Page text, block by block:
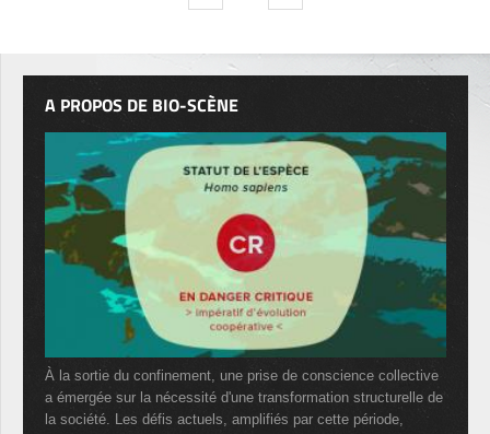
A PROPOS DE BIO-SCÈNE
À la sortie du confinement, une prise de conscience collective
a émergée sur la nécessité d'une transformation structurelle de
la société. Les défis actuels, amplifiés par cette période,